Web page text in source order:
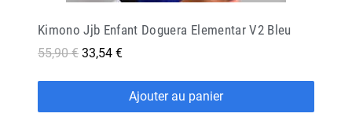
Kimono Jjb Enfant Doguera Elementar V2 Bleu
55,90 € 33,54 €
Ajouter au panier